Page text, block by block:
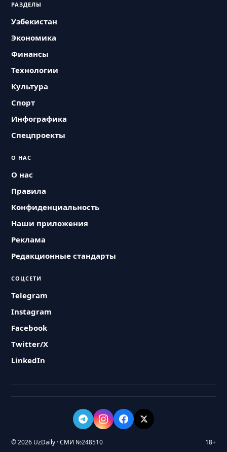
РАЗДЕЛЫ
Узбекистан
Экономика
Финансы
Технологии
Культура
Спорт
Инфографика
Спецпроекты
О НАС
О нас
Правила
Конфиденциальность
Наши приложения
Реклама
Редакционные стандарты
СОЦСЕТИ
Telegram
Instagram
Facebook
Twitter/X
LinkedIn
© 2026 UzDaily · СМИ №248510 18+